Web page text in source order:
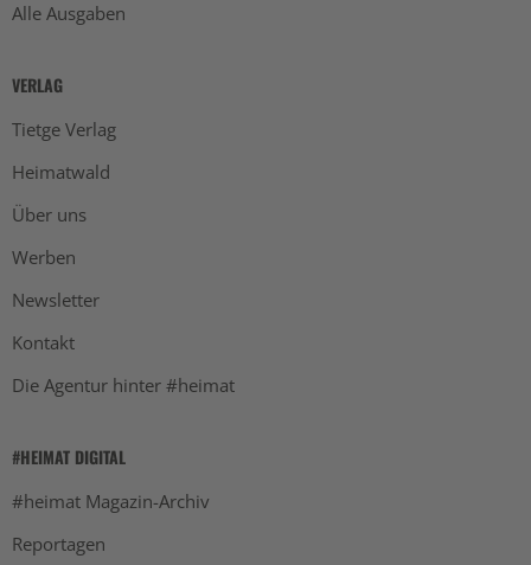
Alle Ausgaben
VERLAG
Tietge Verlag
Heimatwald
Über uns
Werben
Newsletter
Kontakt
Die Agentur hinter #heimat
#HEIMAT DIGITAL
#heimat Magazin-Archiv
Reportagen